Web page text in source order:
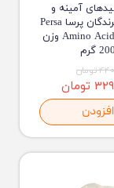
آمینه و
پروتئین پرندگان پرسا Persa
Amino Acids Powder وزن
200 گرم
تومان
افزودن